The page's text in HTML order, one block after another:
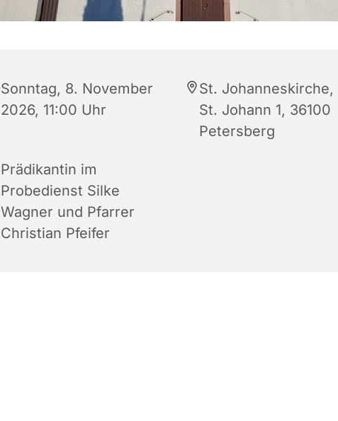
Sonntag, 8. November
2026, 11:00 Uhr
St. Johanneskirche,
St. Johann 1, 36100
Petersberg
Prädikantin im
Probedienst Silke
Wagner und Pfarrer
Christian Pfeifer